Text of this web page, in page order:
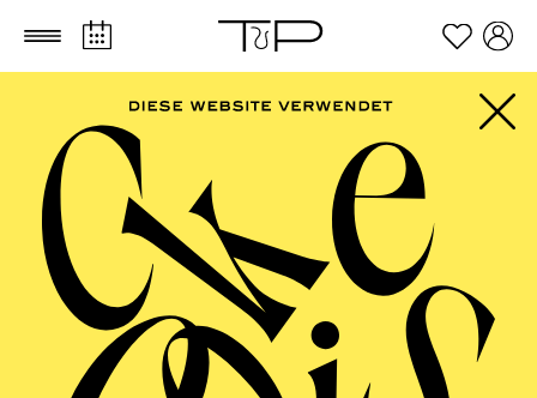
Zum Hauptinhalt springen Zum Footer springen
AALTO MUSIKTHEATER